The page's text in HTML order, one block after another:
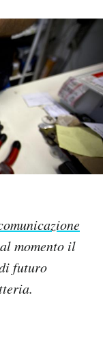
momento il
futuro